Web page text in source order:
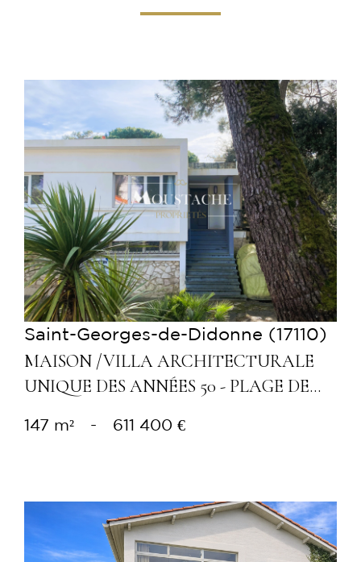
Voir le bien
Saint-Georges-de-Didonne (17110)
MAISON /VILLA ARCHITECTURALE
UNIQUE DES ANNÉES 50 - PLAGE DE...
147 m² - 611 400 €